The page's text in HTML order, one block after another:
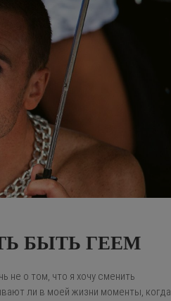
БЫТЬ ГЕЕМ
не о том, что я хочу сменить
ли в моей жизни моменты, когда